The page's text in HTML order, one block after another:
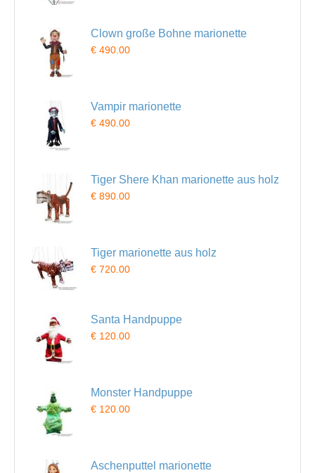
Clown große Bohne marionette
€ 490.00
Vampir marionette
€ 490.00
Tiger Shere Khan marionette aus holz
€ 890.00
Tiger marionette aus holz
€ 720.00
Santa Handpuppe
€ 120.00
Monster Handpuppe
€ 120.00
Aschenputtel marionette